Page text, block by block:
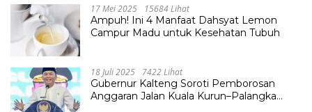
17 Mei 2025 15684 Lihat
Ampuh! Ini 4 Manfaat Dahsyat Lemon
Campur Madu untuk Kesehatan Tubuh
18 Juli 2025 7422 Lihat
Gubernur Kalteng Soroti Pemborosan
Anggaran Jalan Kuala Kurun–Palangka